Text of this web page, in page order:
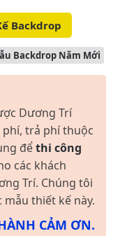
Backdrop
Backdrop Năm Mới
Dương Trí
trả phí thuộc
đểthi công
các khách
Trí. Chúng tôi
mẫu thiết kế này.
CẢM ƠN.